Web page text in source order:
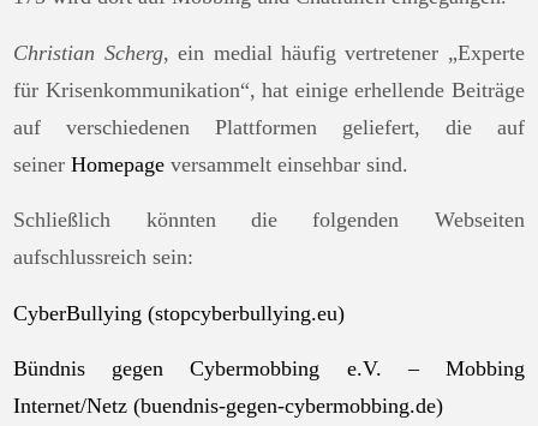
Christian Scherg, ein medial häufig vertretener „Experte
für Krisenkommunikation“, hat einige erhellende Beiträge
auf verschiedenen Plattformen geliefert, die auf
seinerHomepage versammelt einsehbar sind.
Schließlich könnten die folgenden Webseiten
aufschlussreich sein:
CyberBullying (stopcyberbullying.eu)
Bündnis gegen Cybermobbing e.V. – Mobbing
Internet/Netz (buendnis-gegen-cybermobbing.de)